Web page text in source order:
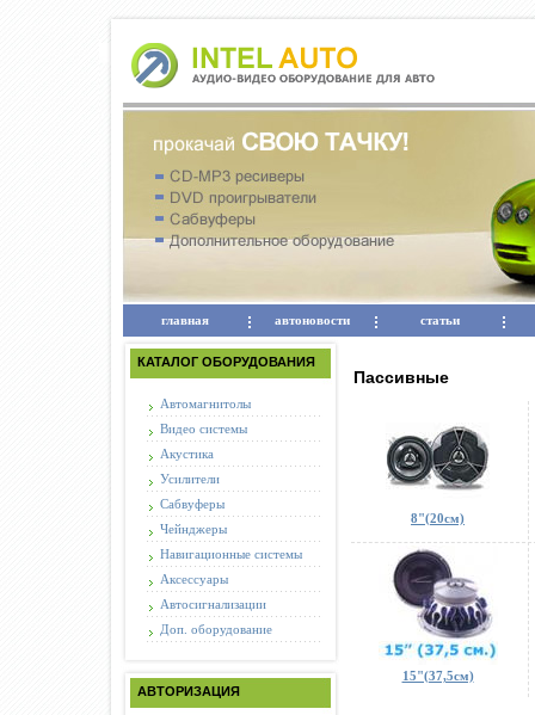
главная автоновости статьи
КАТАЛОГ ОБОРУДОВАНИЯ
Автомагнитолы
Видео системы
Акустика
Усилители
Сабвуферы
Чейнджеры
Навигационные системы
Аксессуары
Автосигнализации
Доп. оборудование
АВТОРИЗАЦИЯ
Пассивные
8"(20см)
15"(37,5см)